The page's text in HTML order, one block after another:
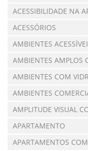
ACESSIBILIDADE NA
ACESSÓRIOS
AMBIENTES
AMBIENTES AMPLOS
AMBIENTES COM
AMBIENTES
AMPLITUDE VISUAL
APARTAMENTO
APARTAMENTOS